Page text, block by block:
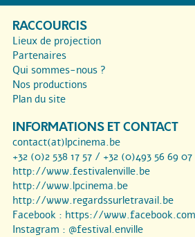
RACCOURCIS
Lieux de projection
Partenaires
Qui sommes-nous ?
Nos productions
Plan du site
INFORMATIONS ET CONTACT
contact(at)lpcinema.be
+32 (0)2 538 17 57 / +32 (0)493 56 69 07
http://www.festivalenville.be
http://www.lpcinema.be
http://www.regardssurletravail.be
Facebook : https://
Instagram : @festival.enville